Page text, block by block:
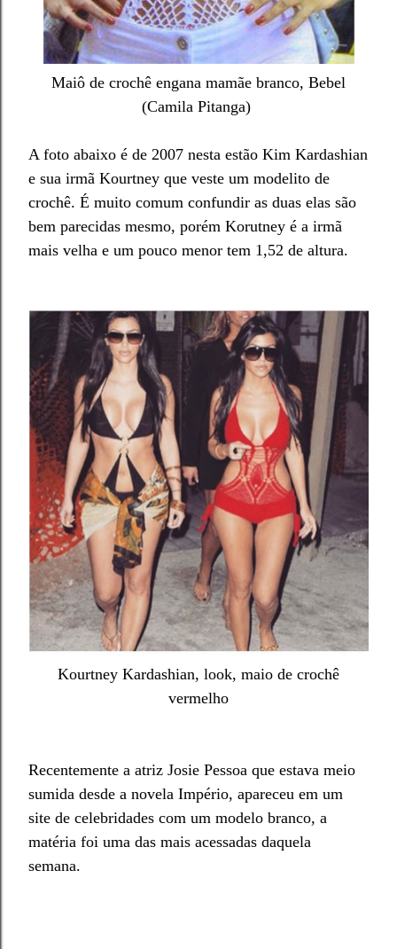
Maiô de crochê engana mamãe branco, Bebel
(Camila Pitanga)
A foto abaixo é de 2007 nesta estão Kim Kardashian
e sua irmã Kourtney que veste um modelito de
crochê. É muito comum confundir as duas elas são
bem parecidas mesmo, porém Korutney é a irmã
mais velha e um pouco menor tem 1,52 de altura.
Kourtney Kardashian, look, maio de crochê
vermelho
Recentemente a atriz Josie Pessoa que estava meio
sumida desde a novela Império, apareceu em um
site de celebridades com um modelo branco, a
matéria foi uma das mais acessadas daquela
semana.